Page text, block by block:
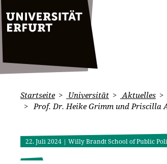
Startseite Universität Aktuelles
Prof. Dr. Heike Grimm und Priscilla
22. Juli 2024 | Willy Brandt School of Public